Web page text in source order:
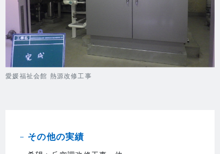
愛媛福祉会館 熱源改修工事
その他の実績